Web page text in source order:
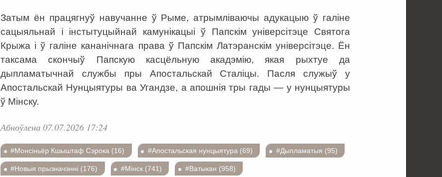
Затым ён працягнуў навучанне ў Рыме, атрымліваючы адукацыю ў галіне
сацыяльнай і інстытуцыйнай камунікацыі ў Папскім універсітэце Святога
Крыжа і ў галіне кананічнага права ў Папскім Латэранскім універсітэце. Ён
таксама скончыў Папскую касцёльную акадэмію, якая рыхтуе да
дыпламатычнай службы пры Апостальскай Сталіцы. Пасля служыў у
Апостальскай Нунцыятуры ва Угандзе, а апошнія тры гады ― у нунцыятуры
ў Мінску.
Абноўлена 07.07.2026 17:24
#Монсіньёр Кшыштаф Сэрока (16) #Апостальская нунцыятура (69) #Дыпламатыя (95)
#Новыя прызначэнні (176) #Мінск (741) #Ватыкан (958)